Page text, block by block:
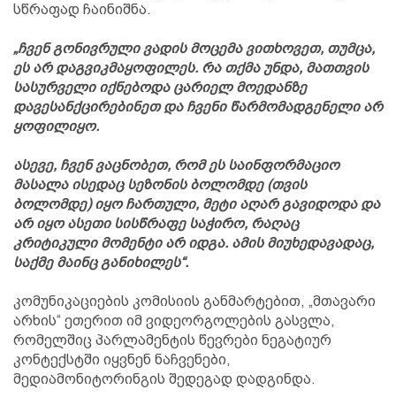
სწრაფად ჩაინიშნა.
„ჩვენ გონივრული ვადის მოცემა ვითხოვეთ, თუმცა,
ეს არ დაგვიკმაყოფილეს. რა თქმა უნდა, მათთვის
სასურველი იქნებოდა ცარიელ მოედანზე
დავესანქცირებინეთ და ჩვენი წარმომადგენელი არ
ყოფილიყო.
ასევე, ჩვენ ვაცნობეთ, რომ ეს საინფორმაციო
მასალა ისედაც სეზონის ბოლომდე (თვის
ბოლომდე) იყო ჩართული, მეტი აღარ გავიდოდა და
არ იყო ასეთი სისწრაფე საჭირო, რაღაც
კრიტიკული მომენტი არ იდგა. ამის მიუხედავადაც,
საქმე მაინც განიხილეს“.
კომუნიკაციების კომისიის განმარტებით, „მთავარი
არხის“ ეთერით იმ ვიდეორგოლების გასვლა,
რომელშიც პარლამენტის წევრები ნეგატიურ
კონტექსტში იყვნენ ნაჩვენები,
მედიამონიტორინგის შედეგად დადგინდა.